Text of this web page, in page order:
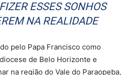
ESSES SONHOS
NA REALIDADE
pelo Papa Francisco como
de Belo Horizonte e
na região do Vale do Paraopeba,